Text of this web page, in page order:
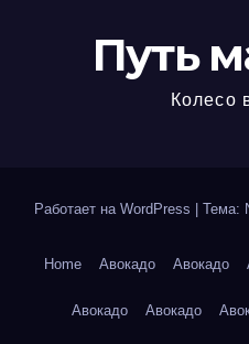
Путь
Колесо
Работает на WordPress Тема:
Home Авокадо Авокадо
Авокадо Авокадо